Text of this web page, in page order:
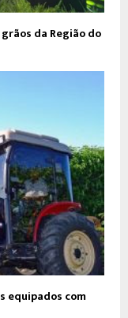
da Região do
equipados com